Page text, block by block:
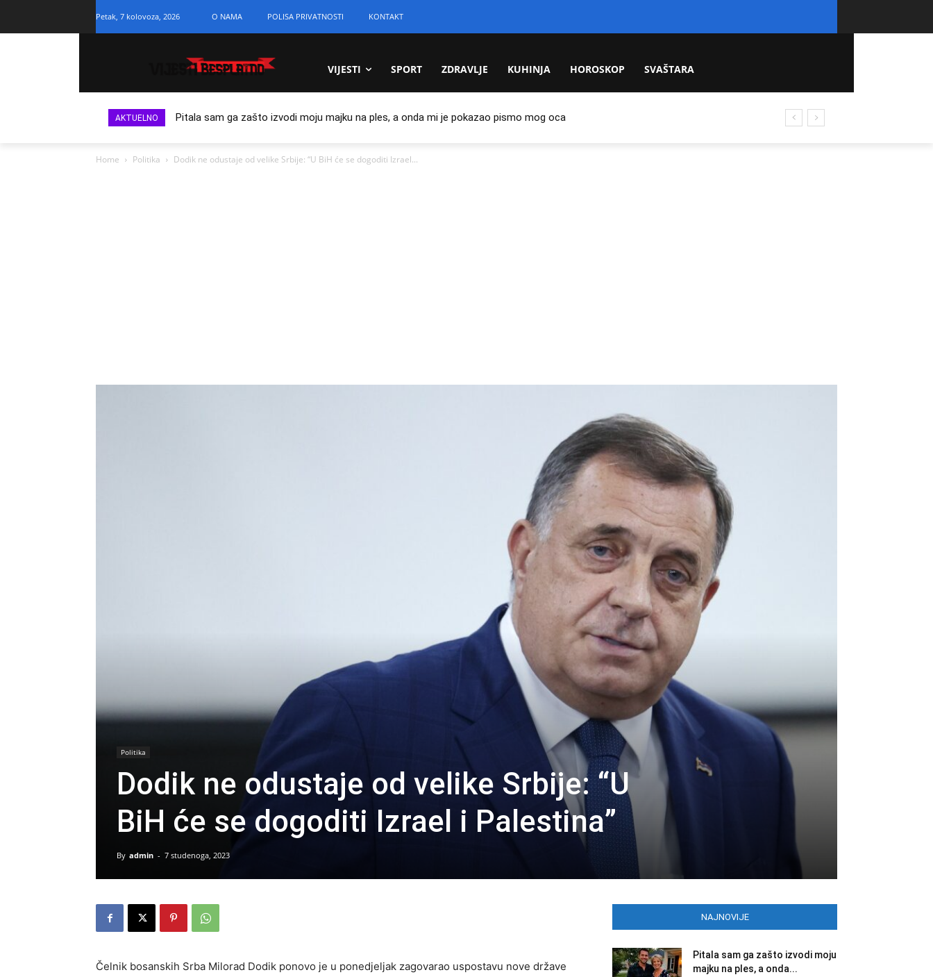
Petak, 7 kolovoza, 2026 O NAMA POLISA PRIVATNOSTI KONTAKT
VIJESTI SPORT ZDRAVLJE KUHINJA HOROSKOP SVAŠTARA
AKTUELNO Pitala sam ga zašto izvodi moju majku na ples, a onda mi je pokazao pismo mog oca
Home Politika Dodik ne odustaje od velike Srbije: “U BiH će se dogoditi Izrael...
Politika
Dodik ne odustaje od velike Srbije: “U
BiH će se dogoditi Izrael i Palestina”
By admin - 7 studenoga, 2023
Čelnik bosanskih Srba Milorad Dodik ponovo je u ponedjeljak zagovarao uspostavu nove države
NAJNOVIJE
Pitala sam ga zašto izvodi moju
majku na ples, a onda...